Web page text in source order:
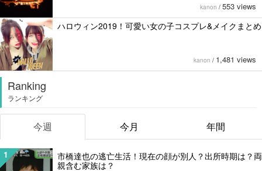
kanon / 553 views
ハロウィン2019！可愛い女の子コスプレ&メイクまとめ
kanon / 1,481 views
Ranking
ランキング
今週 今月 年間
1
市橋達也の逃亡生活！現在の顔が別人？出所時期は？両
親含む家族は？